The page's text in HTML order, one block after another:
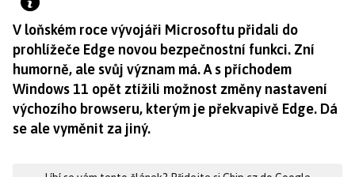
V loňském roce vývojáři Microsoftu přidali do
prohlížeče Edge novou bezpečnostní funkci. Zní
humorně, ale svůj význam má. A s příchodem
Windows 11 opět ztížili možnost změny nastavení
výchozího browseru, kterým je překvapivě Edge. Dá
se ale vyměnit za jiný.